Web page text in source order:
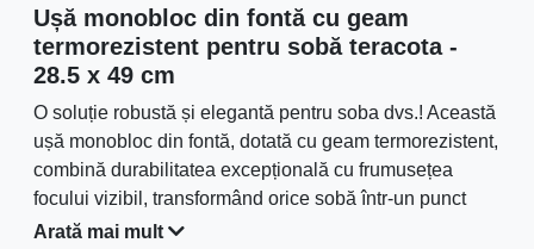
Ușă monobloc din fontă cu geam
termorezistent pentru sobă teracota -
28.5 x 49 cm
O soluție robustă și elegantă pentru soba dvs.! Această
ușă monobloc din fontă, dotată cu geam termorezistent,
combină durabilitatea excepțională cu frumusețea
focului vizibil, transformând orice sobă într-un punct
focal al casei.
Arată mai mult